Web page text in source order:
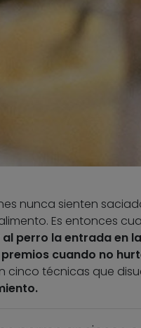
nunca sienten
Es entonces
perro la entrada en
premios cuando no
cinco técnicas que